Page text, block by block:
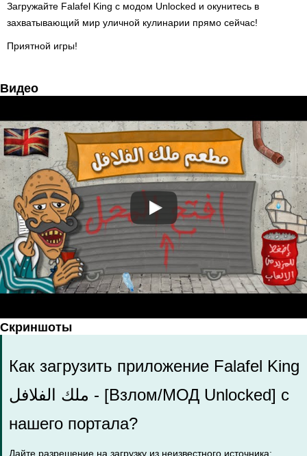
Загружайте Falafel King с модом Unlocked и окунитесь в
захватывающий мир уличной кулинарии прямо сейчас!
Приятной игры!
Видео
Скриншоты
Как загрузить приложение Falafel King
ملك الفلافل - [Взлом/МОД Unlocked] с
нашего портала?
Дайте разрешение на загрузку из неизвестного источника: